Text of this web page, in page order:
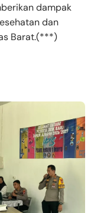
dampak
dan
Barat.(***)